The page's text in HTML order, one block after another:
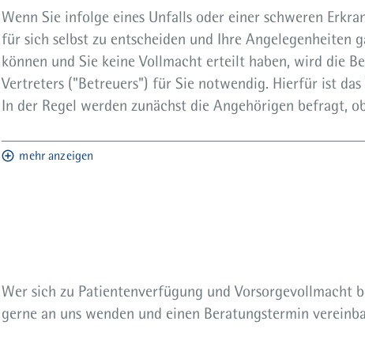
Wenn Sie infolge eines Unfalls oder einer schweren
für sich selbst zu entscheiden und Ihre Angelegenheiten
können und Sie keine Vollmacht erteilt haben, wird die
Vertreters ("Betreuers") für Sie notwendig. Hierfür ist
In der Regel werden zunächst die Angehörigen befragt,
mehr anzeigen
Wer sich zu Patientenverfügung und Vorsorgevollmacht
gerne an uns wenden und einen Beratungstermin